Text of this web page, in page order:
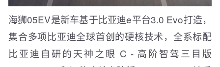
海狮05EV是新车基于比亚迪e平台3.0 Evo打造，
集合多项比亚迪全球首创的硬核技术，全系标配
比亚迪自研的天神之眼 C - 高阶智驾三目版